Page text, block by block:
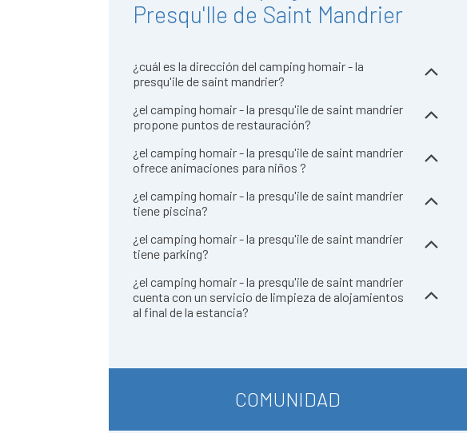
Presqu'Ile de Saint Mandrier
¿cuál es la dirección del camping homair - la
presqu'ile de saint mandrier?
¿el camping homair - la presqu'ile de saint mandrier
propone puntos de restauración?
¿el camping homair - la presqu'ile de saint mandrier
ofrece animaciones para niños ?
¿el camping homair - la presqu'ile de saint mandrier
tiene piscina?
¿el camping homair - la presqu'ile de saint mandrier
tiene parking?
¿el camping homair - la presqu'ile de saint mandrier
cuenta con un servicio de limpieza de alojamientos
al final de la estancia?
COMUNIDAD